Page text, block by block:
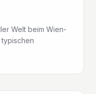
Welt beim Wien-